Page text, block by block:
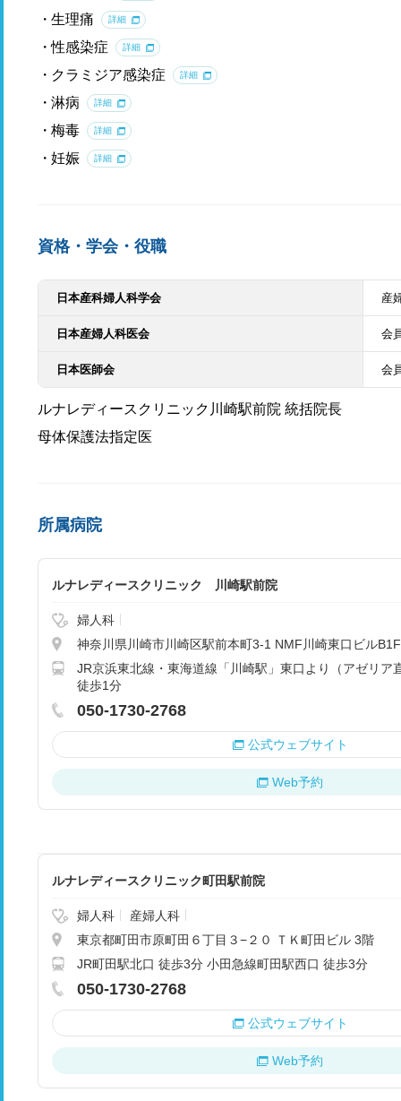
生理痛 詳細
性感染症 詳細
クラミジア感染症 詳細
淋病 詳細
梅毒 詳細
妊娠 詳細
資格・学会・役職
日本産科婦人科学会 産
日本産婦人科医会 会
日本医師会 会
ルナレディースクリニック川崎駅前院 統括院長
母体保護法指定医
所属病院
ルナレディースクリニック 川崎駅前院
婦人科
神奈川県川崎市川崎区駅前本町3-1 NMF川崎東口ビルB1F
JR京浜東北線・東海道線「川崎駅」東口より（アゼリア
徒歩1分
050-1730-2768
公式ウェブサイト
Web予約
ルナレディースクリニック町田駅前院
婦人科
産婦人科
東京都町田市原町田６丁目３−２０ ＴＫ町田ビル 3階
JR町田駅北口 徒歩3分 小田急線町田駅西口 徒歩3分
050-1730-2768
公式ウェブサイト
Web予約